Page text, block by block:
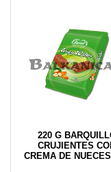
220 G
CRUJIENTES
CREMA DE